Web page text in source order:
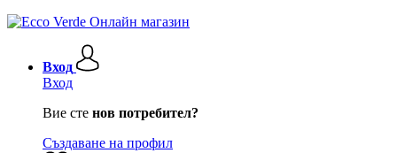
Вход
Вход
Вие сте нов потребител?
Създаване на профил